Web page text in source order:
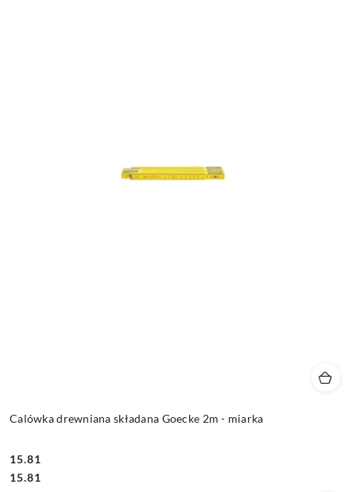
Calówka drewniana składana Goecke 2m - miarka
Cena:
15.81
Cena:
15.81